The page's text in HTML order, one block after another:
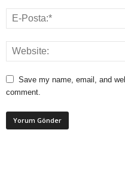
Save my name, email, and
comment.